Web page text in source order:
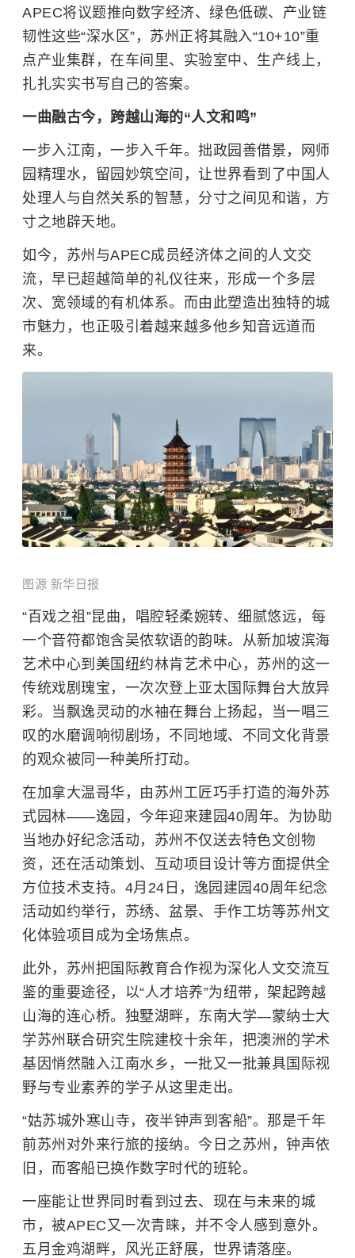
APEC将议题推向数字经济、绿色低碳、产业链
韧性这些“深水区”，苏州正将其融入“10+10”重
点产业集群，在车间里、实验室中、生产线上，
扎扎实实书写自己的答案。
一曲融古今，跨越山海的“人文和鸣”
一步入江南，一步入千年。 拙政园 善借景，网师
园精理水，留园妙筑空间，让世界看到了中国人
处理人与自然关系的智慧，分寸之间见和谐，方
寸之地辟天地。
如今，苏州与APEC成员经济体之间的人文交
流，早已超越简单的礼仪往来，形成一个多层
次、宽领域的有机体系。而由此塑造出独特的城
市魅力，也正吸引着越来越多他乡知音远道而
来。
图源 新华日报
“百戏之祖”昆曲，唱腔轻柔婉转、细腻悠远，每
一个音符都饱含吴侬软语的韵味。从新加坡滨海
艺术中心到美国纽约林肯艺术中心，苏州的这一
传统戏剧瑰宝，一次次登上亚太国际舞台大放异
彩。当飘逸灵动的水袖在舞台上扬起，当一唱三
叹的水磨调响彻剧场，不同地域、不同文化背景
的观众被同一种美所打动。
在加拿大温哥华，由苏州工匠巧手打造的海外苏
式园林——逸园，今年迎来建园40周年。为协助
当地办好纪念活动，苏州不仅送去特色文创物
资，还在活动策划、互动项目设计等方面提供全
方位技术支持。4月24日，逸园建园40周年纪念
活动如约举行，苏绣、盆景、手作工坊等苏州文
化体验项目成为全场焦点。
此外，苏州把国际教育合作视为深化人文交流互
鉴的重要途径，以“人才培养”为纽带，架起跨越
山海的连心桥。独墅湖畔，东南大学—蒙纳士大
学苏州联合研究生院建校十余年，把澳洲的学术
基因悄然融入江南水乡，一批又一批兼具国际视
野与专业素养的学子从这里走出。
“姑苏城外寒山寺，夜半钟声到客船”。那是千年
前苏州对外来行旅的接纳。今日之苏州，钟声依
旧，而客船已换作数字时代的班轮。
一座能让世界同时看到过去、现在与未来的城
市，被APEC又一次青睐，并不令人感到意外。
五月金鸡湖畔，风光正舒展，世界请落座。